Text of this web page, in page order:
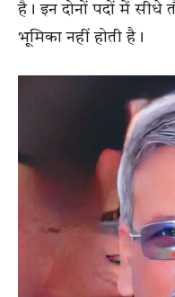
है। इन दोनों पदों में सीधे
भूमिका नहीं होती है।